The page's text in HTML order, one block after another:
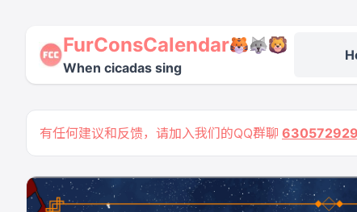
FurConsCalendar
When cicadas sing
有任何建议和反馈，请加入我们的QQ群聊